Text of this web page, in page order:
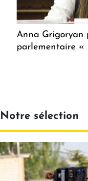
Anna Grigoryan
parlementaire «
Notre sélection